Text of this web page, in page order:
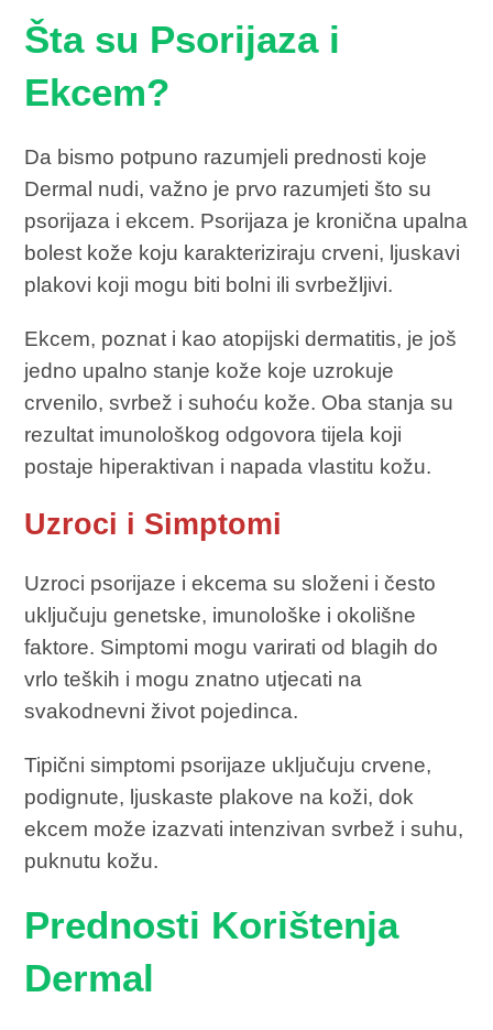
Šta su Psorijaza i
Ekcem?
Da bismo potpuno razumjeli prednosti koje
Dermal nudi, važno je prvo razumjeti što su
psorijaza i ekcem. Psorijaza je kronična upalna
bolest kože koju karakteriziraju crveni, ljuskavi
plakovi koji mogu biti bolni ili svrbežljivi.
Ekcem, poznat i kao atopijski dermatitis, je još
jedno upalno stanje kože koje uzrokuje
crvenilo, svrbež i suhoću kože. Oba stanja su
rezultat imunološkog odgovora tijela koji
postaje hiperaktivan i napada vlastitu kožu.
Uzroci i Simptomi
Uzroci psorijaze i ekcema su složeni i često
uključuju genetske, imunološke i okolišne
faktore. Simptomi mogu varirati od blagih do
vrlo teških i mogu znatno utjecati na
svakodnevni život pojedinca.
Tipični simptomi psorijaze uključuju crvene,
podignute, ljuskaste plakove na koži, dok
ekcem može izazvati intenzivan svrbež i suhu,
puknutu kožu.
Prednosti Korištenja
Dermal